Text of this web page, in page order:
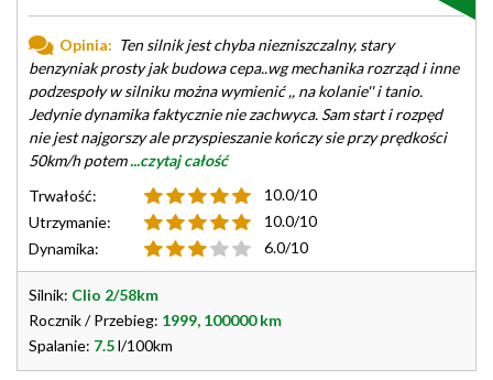
Opinia: Ten silnik jest chyba niezniszczalny, stary
benzyniak prosty jak budowa cepa..wg mechanika rozrząd i inne
podzespoły w silniku można wymienić ,, na kolanie'' i tanio.
Jedynie dynamika faktycznie nie zachwyca. Sam start i rozpęd
nie jest najgorszy ale przyspieszanie kończy sie przy prędkości
50km/h potem...czytaj całość
Trwałość:
10.0/10
Utrzymanie:
10.0/10
Dynamika:
6.0/10
Silnik: Clio 2/58km
Rocznik / Przebieg: 1999, 100000 km
Spalanie: 7.5l/100km